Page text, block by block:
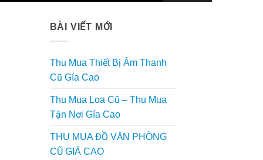
BÀI VIẾT MỚI
Thu Mua Thiết Bị Âm Thanh
Cũ Gía Cao
Thu Mua Loa Cũ – Thu Mua
Tận Nơi Gía Cao
THU MUA ĐỒ VĂN PHÒNG
CŨ GIÁ CAO